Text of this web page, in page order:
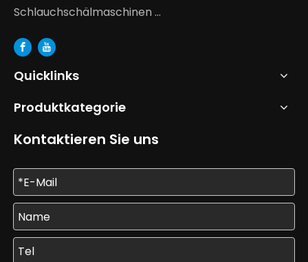
Schlauchschälmaschinen ...
Quicklinks
Produktkategorie
Kontaktieren Sie uns